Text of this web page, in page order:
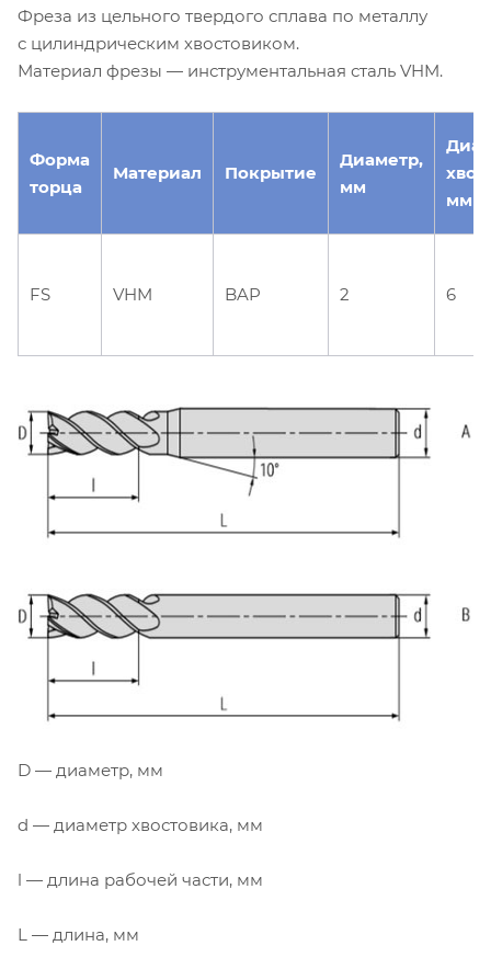
Фреза из цельного твердого сплава по металлу
с цилиндрическим хвостовиком.
Материал фрезы — инструментальная сталь VHM.
Форма
торца
Материал Покрытие
Диаметр,
мм
мм
FS VHM BAP 2 6
D — диаметр, мм
d — диаметр хвостовика, мм
l — длина рабочей части, мм
L — длина, мм